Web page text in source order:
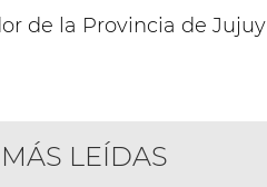
de la Provincia de Jujuy
LEÍDAS